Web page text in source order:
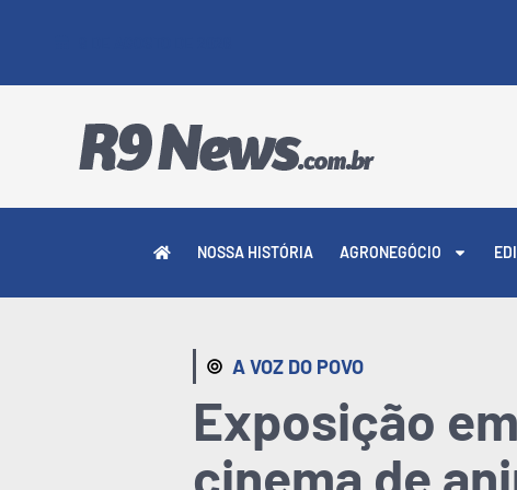
NOSSA HISTÓRIA AGRONEGÓCIO
A VOZ DO POVO
Exposição
cinema de